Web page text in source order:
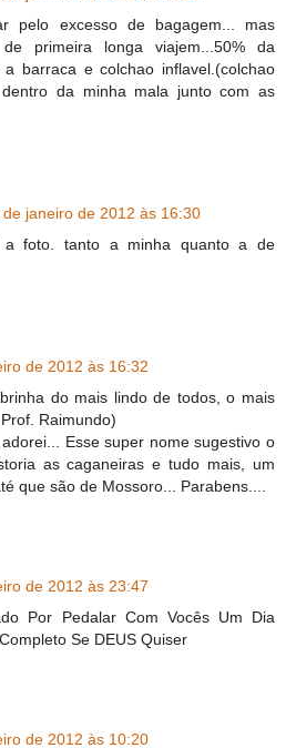
pelo excesso de bagagem... mas
primeira longa viajem...50% da
barraca e colchao inflavel.(colchao
da minha mala junto com as
de janeiro de 2012 às 16:30
a foto. tanto a minha quanto a de
de 2012 às 16:32
do mais lindo de todos, o mais
Raimundo)
Esse super nome sugestivo o
as caganeiras e tudo mais, um
que são de Mossoro... Parabens....
de 2012 às 23:47
Por Pedalar Com Vocês Um Dia
Se DEUS Quiser
de 2012 às 10:20